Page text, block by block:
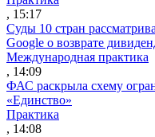
, 15:17
Суды 10 стран
Google о возврате
Международная практика
, 14:09
ФАС раскрыла схему
«Единство»
Практика
, 14:08